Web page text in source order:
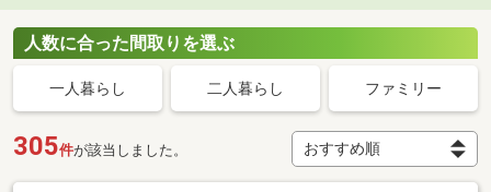
人数に合った間取りを選ぶ
一人暮らし 二人暮らし ファミリー
305件が該当しました。